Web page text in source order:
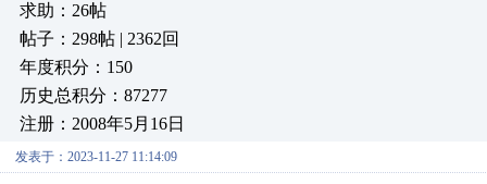
求助：26帖
帖子：298帖 | 2362回
年度积分：150
历史总积分：87277
注册：2008年5月16日
发表于：2023-11-27 11:14:09